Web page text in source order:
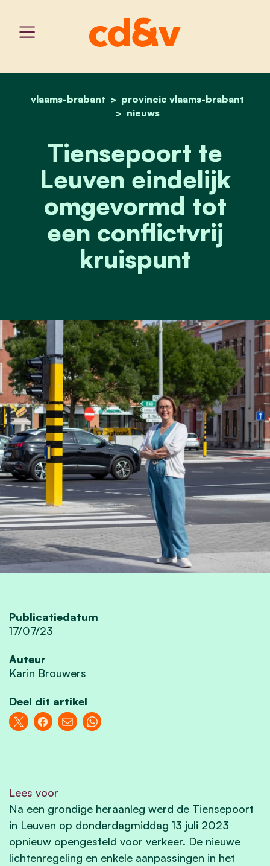
home
vlaams-brabant
provincie vlaams-brabant
nieuws
tiensepoort te leuven
Tiensepoort te
Leuven eindelijk
omgevormd tot
een conflictvrij
kruispunt
Publicatiedatum
17/07/23
Auteur
Karin Brouwers
Deel dit artikel
Lees voor
Na een grondige heraanleg werd de Tiensepoort
in Leuven op donderdagmiddag 13 juli 2023
opnieuw opengesteld voor verkeer. De nieuwe
lichtenregeling en enkele aanpassingen in het